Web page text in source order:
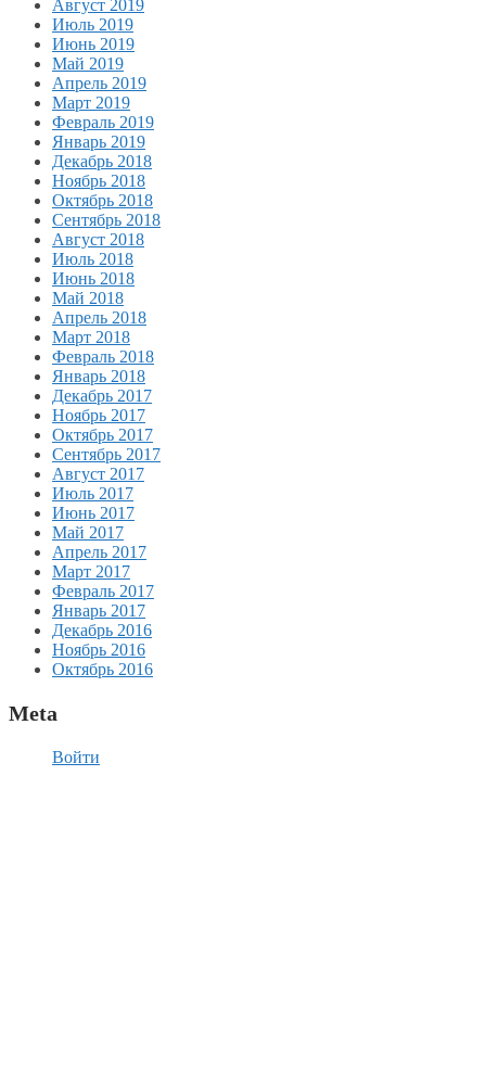
Август 2019
Июль 2019
Июнь 2019
Май 2019
Апрель 2019
Март 2019
Февраль 2019
Январь 2019
Декабрь 2018
Ноябрь 2018
Октябрь 2018
Сентябрь 2018
Август 2018
Июль 2018
Июнь 2018
Май 2018
Апрель 2018
Март 2018
Февраль 2018
Январь 2018
Декабрь 2017
Ноябрь 2017
Октябрь 2017
Сентябрь 2017
Август 2017
Июль 2017
Июнь 2017
Май 2017
Апрель 2017
Март 2017
Февраль 2017
Январь 2017
Декабрь 2016
Ноябрь 2016
Октябрь 2016
Meta
Войти